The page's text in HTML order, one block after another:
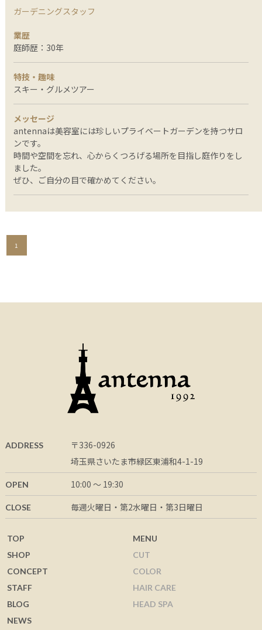
ガーデニングスタッフ
業歴
庭師歴：30年
特技・趣味
スキー・グルメツアー
メッセージ
antennaは美容室には珍しいプライベートガーデンを持つサロ
ンです。
時間や空間を忘れ、心からくつろげる場所を目指し庭作りをし
ました。
ぜひ、ご自分の目で確かめてください。
1
ADDRESS
〒336-0926
埼玉県さいたま市緑区東浦和4-1-19
OPEN 10:00 ～ 19:30
CLOSE 毎週火曜日・第2水曜日・第3日曜日
TOP
SHOP
CONCEPT
STAFF
BLOG
NEWS
MENU
CUT
COLOR
HAIR CARE
HEAD SPA